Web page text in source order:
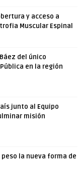
y acceso a
Muscular Espinal
del único
en la región
junto al Equipo
misión
la nueva forma de